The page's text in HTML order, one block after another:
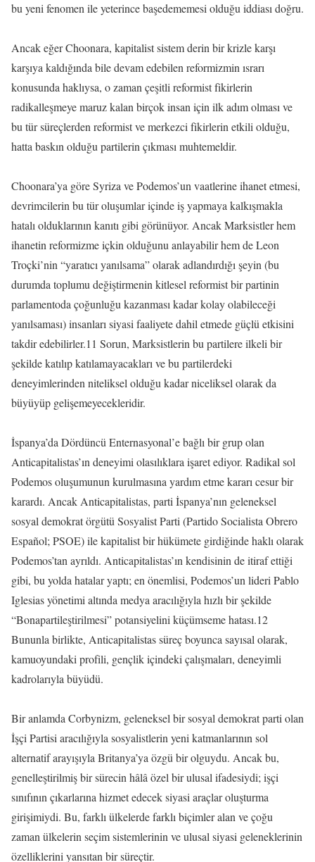
bu yeni fenomen ile yeterince başedememesi olduğu iddiası doğru.
Ancak eğer Choonara, kapitalist sistem derin bir krizle karşı
karşıya kaldığında bile devam edebilen reformizmin ısrarı
konusunda haklıysa, o zaman çeşitli reformist fikirlerin
radikalleşmeye maruz kalan birçok insan için ilk adım olması ve
bu tür süreçlerden reformist ve merkezci fikirlerin etkili olduğu,
hatta baskın olduğu partilerin çıkması muhtemeldir.
Choonara’ya göre Syriza ve Podemos’un vaatlerine ihanet etmesi,
devrimcilerin bu tür oluşumlar içinde iş yapmaya kalkışmakla
hatalı olduklarının kanıtı gibi görünüyor. Ancak Marksistler hem
ihanetin reformizme içkin olduğunu anlayabilir hem de Leon
Troçki’nin “yaratıcı yanılsama” olarak adlandırdığı şeyin (bu
durumda toplumu değiştirmenin kitlesel reformist bir partinin
parlamentoda çoğunluğu kazanması kadar kolay olabileceği
yanılsaması) insanları siyasi faaliyete dahil etmede güçlü etkisini
takdir edebilirler.11 Sorun, Marksistlerin bu partilere ilkeli bir
şekilde katılıp katılamayacakları ve bu partilerdeki
deneyimlerinden niteliksel olduğu kadar niceliksel olarak da
büyüyüp gelişemeyecekleridir.
İspanya’da Dördüncü Enternasyonal’e bağlı bir grup olan
Anticapitalistas’ın deneyimi olasılıklara işaret ediyor. Radikal sol
Podemos oluşumunun kurulmasına yardım etme kararı cesur bir
karardı. Ancak Anticapitalistas, parti İspanya’nın geleneksel
sosyal demokrat örgütü Sosyalist Parti (Partido Socialista Obrero
Español; PSOE) ile kapitalist bir hükümete girdiğinde haklı olarak
Podemos’tan ayrıldı. Anticapitalistas’ın kendisinin de itiraf ettiği
gibi, bu yolda hatalar yaptı; en önemlisi, Podemos’un lideri Pablo
Iglesias yönetimi altında medya aracılığıyla hızlı bir şekilde
“Bonapartileştirilmesi” potansiyelini küçümseme hatası.12
Bununla birlikte, Anticapitalistas süreç boyunca sayısal olarak,
kamuoyundaki profili, gençlik içindeki çalışmaları, deneyimli
kadrolarıyla büyüdü.
Bir anlamda Corbynizm, geleneksel bir sosyal demokrat parti olan
İşçi Partisi aracılığıyla sosyalistlerin yeni katmanlarının sol
alternatif arayışıyla Britanya’ya özgü bir olguydu. Ancak bu,
genelleştirilmiş bir sürecin hâlâ özel bir ulusal ifadesiydi; işçi
sınıfının çıkarlarına hizmet edecek siyasi araçlar oluşturma
girişimiydi. Bu, farklı ülkelerde farklı biçimler alan ve çoğu
zaman ülkelerin seçim sistemlerinin ve ulusal siyasi geleneklerinin
özelliklerini yansıtan bir süreçtir.